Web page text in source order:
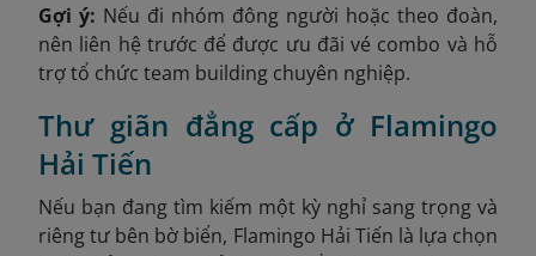
Gợi ý: Nếu đi nhóm đông người hoặc theo đoàn,
nên liên hệ trước để được ưu đãi vé combo và hỗ
trợ tổ chức team building chuyên nghiệp.
Thư giãn đẳng cấp ở Flamingo
Hải Tiến
Nếu bạn đang tìm kiếm một kỳ nghỉ sang trọng và
riêng tư bên bờ biển, Flamingo Hải Tiến là lựa chọn